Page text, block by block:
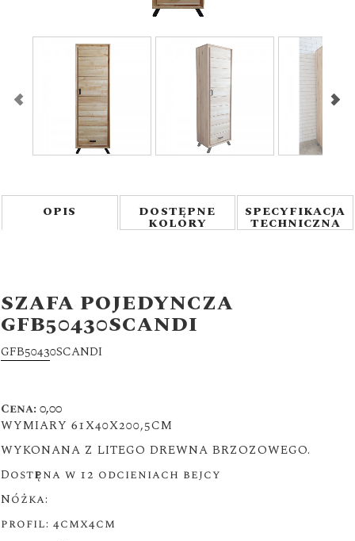
OPIS DOSTĘPNE
KOLORY
SPECYFIKACJA
TECHNICZNA
SZAFA POJEDYNCZA
GFB50430SCANDI
GFB50430SCANDI
Cena: 0,00
WYMIARY 61X40X200,5CM
WYKONANA Z LITEGO DREWNA BRZOZOWEGO.
Dostępna w 12 odcieniach bejcy
Nóżka:
profil: 4cmx4cm